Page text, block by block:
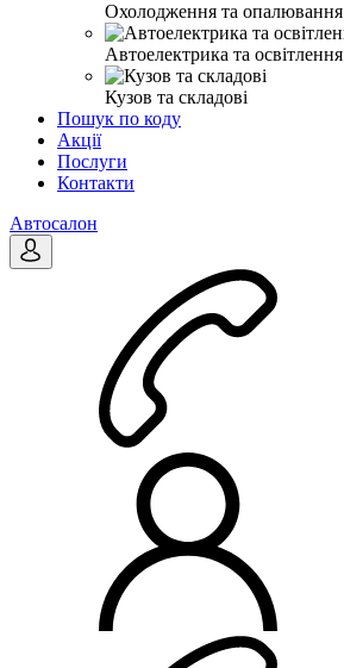
Охолодження та опалювання
Автоелектрика та освітлення
Кузов та складові
Пошук по коду
Акції
Послуги
Контакти
Автосалон